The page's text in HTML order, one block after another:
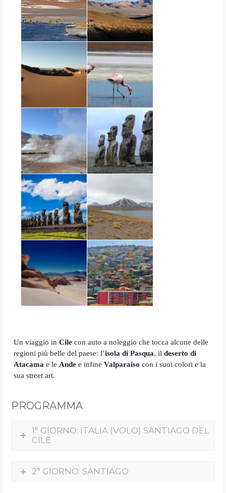
Un viaggio inCilecon auto a noleggio che tocca alcune delle
regioni più belle del paese: l’isola di Pasqua, il deserto di
Atacama e le Ande e infineValparaisocon i suoi colori e la
sua street art.
PROGRAMMA
1° GIORNO: ITALIA (VOLO) SANTIAGO DEL
CILE
2° GIORNO: SANTIAGO